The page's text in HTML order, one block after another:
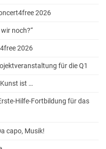
2026
noch?“
2026
für die Q1
ist …
Hilfe-Fortbildung für das
capo, Musik!